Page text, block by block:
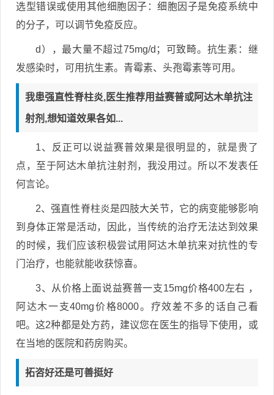
选型错误或使用其他细胞因子：细胞因子是免疫系统中
的分子，可以调节免疫反应。
d），最大量不超过75mg/d；可致畸。抗生素：继
发感染时，可用抗生素。青霉素、头孢霉素等可用。
我患强直性脊柱炎,医生推荐用益赛普或阿达木单抗注
射剂,想知道效果各如...
1、反正可以说益赛普效果是很明显的，就是贵了
点，至于阿达木单抗注射剂，我没用过。所以不发表任
何言论。
2、强直性脊柱炎是四肢大关节，它的病变能够影响
到身体正常是活动，因此，当传统的治疗无法达到效果
的时候，我们应该积极尝试用阿达木单抗来对抗性的专
门治疗，也能就能收获惊喜。
3、从价格上面说益赛普一支15mg价格400左右 ，
阿达木一支40mg价格8000。疗效差不多的话自己看
吧。这2种都是处方药，建议您在医生的指导下使用，或
在当地的医院和药房购买。
拓咨好还是可善挺好